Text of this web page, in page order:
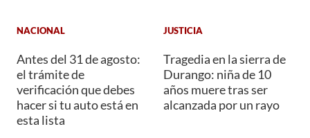
NACIONAL
Antes del 31 de agosto:
el trámite de
verificación que debes
hacer si tu auto está en
esta lista
JUSTICIA
Tragedia en la sierra de
Durango: niña de 10
años muere tras ser
alcanzada por un rayo